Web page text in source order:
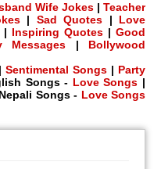
Wife Jokes |Teacher
| Sad Quotes | Love
| Inspiring Quotes |Good
Messages | Bollywood
Sentimental Songs| Party
Songs - Love Songs |
Songs - Love Songs